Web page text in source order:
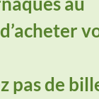
pas de